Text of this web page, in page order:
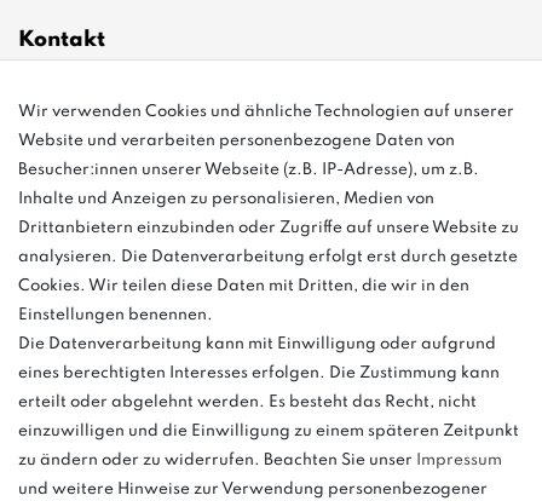
Kontakt
info@bonvenon.de
03763 4048350
Montag - Freitag, 08:00 - 16:00
Anrufe aus dem dt. Festnetz zum Ortstarif, Preise aus dem Mobilfunknetz
ggf. abweichend (abhängig vom Provider).
und
weitere.
Wir verwenden Cookies und ähnliche Technologien auf unserer
Website und verarbeiten personenbezogene Daten von
Besucher:innen unserer Webseite (z.B. IP-Adresse), um z.B.
Inhalte und Anzeigen zu personalisieren, Medien von
Drittanbietern einzubinden oder Zugriffe auf unsere Website zu
analysieren. Die Datenverarbeitung erfolgt erst durch gesetzte
Cookies. Wir teilen diese Daten mit Dritten, die wir in den
Einstellungen benennen.
Die Datenverarbeitung kann mit Einwilligung oder aufgrund
eines berechtigten Interesses erfolgen. Die Zustimmung kann
erteilt oder abgelehnt werden. Es besteht das Recht, nicht
einzuwilligen und die Einwilligung zu einem späteren Zeitpunkt
zu ändern oder zu widerrufen. Beachten Sie unser
Impressum
und weitere Hinweise zur Verwendung personenbezogener